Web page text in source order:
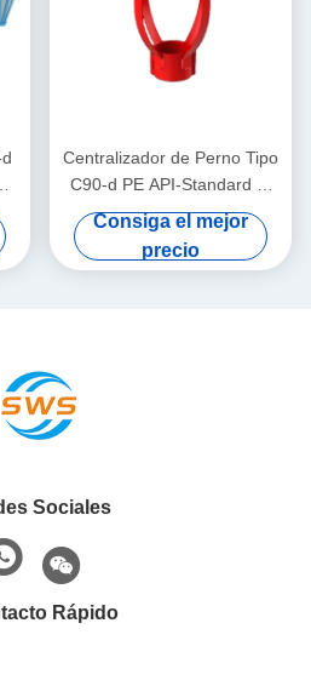
Centralizador de Perno Tipo
C90-d PE API-Standard 7"
19.05mm para Restringir el
Desplazamiento del
Centralizador de
Consiga el mejor
precio
Sociales
Rápido